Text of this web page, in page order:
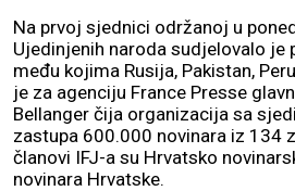
Na prvoj sjednici održanoj u
Ujedinjenih naroda sudjelovalo je
među kojima Rusija, Pakistan,
je za agenciju France Presse
Bellanger čija organizacija sa
zastupa 600.000 novinara iz 134
članovi IFJ-a su Hrvatsko
novinara Hrvatske.